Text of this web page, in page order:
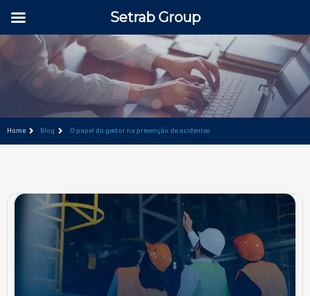
Home Blog O papel do gestor na prevenção de acidentes
Setrab Group